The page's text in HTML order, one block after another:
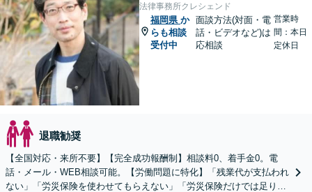
法律事務所クレシェンド
福岡県 か
らも相談
受付中
面談方法(対面・電
話・ビデオなど)は
応相談
営業時
間：本日
定休日
退職勧奨
【全国対応・来所不要】【完全成功報酬制】相談料0、着手金0。電
話・メール・WEB相談可能。【労働問題に特化】「残業代が支払われ
ない」「労災保険を使わせてもらえない」「労災保険だけでは足りな